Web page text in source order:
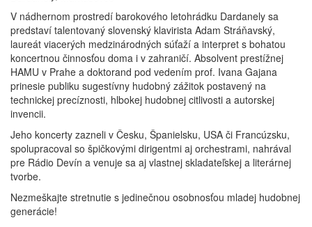
V nádhernom prostredí barokového letohrádku Dardanely sa
predstaví talentovaný slovenský klavirista Adam Stráňavský,
laureát viacerých medzinárodných súťaží a interpret s bohatou
koncertnou činnosťou doma i v zahraničí. Absolvent prestížnej
HAMU v Prahe a doktorand pod vedením prof. Ivana Gajana
prinesie publiku sugestívny hudobný zážitok postavený na
technickej precíznosti, hlbokej hudobnej citlivosti a autorskej
invencii.
Jeho koncerty zazneli v Česku, Španielsku, USA či Francúzsku,
spolupracoval so špičkovými dirigentmi aj orchestrami, nahrával
pre Rádio Devín a venuje sa aj vlastnej skladateľskej a literárnej
tvorbe.
Nezmeškajte stretnutie s jedinečnou osobnosťou mladej hudobnej
generácie!